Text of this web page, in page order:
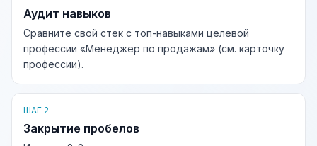
Аудит навыков
Сравните свой стек с топ-навыками целевой
профессии «Менеджер по продажам» (см. карточку
профессии).
ШАГ 2
Закрытие пробелов